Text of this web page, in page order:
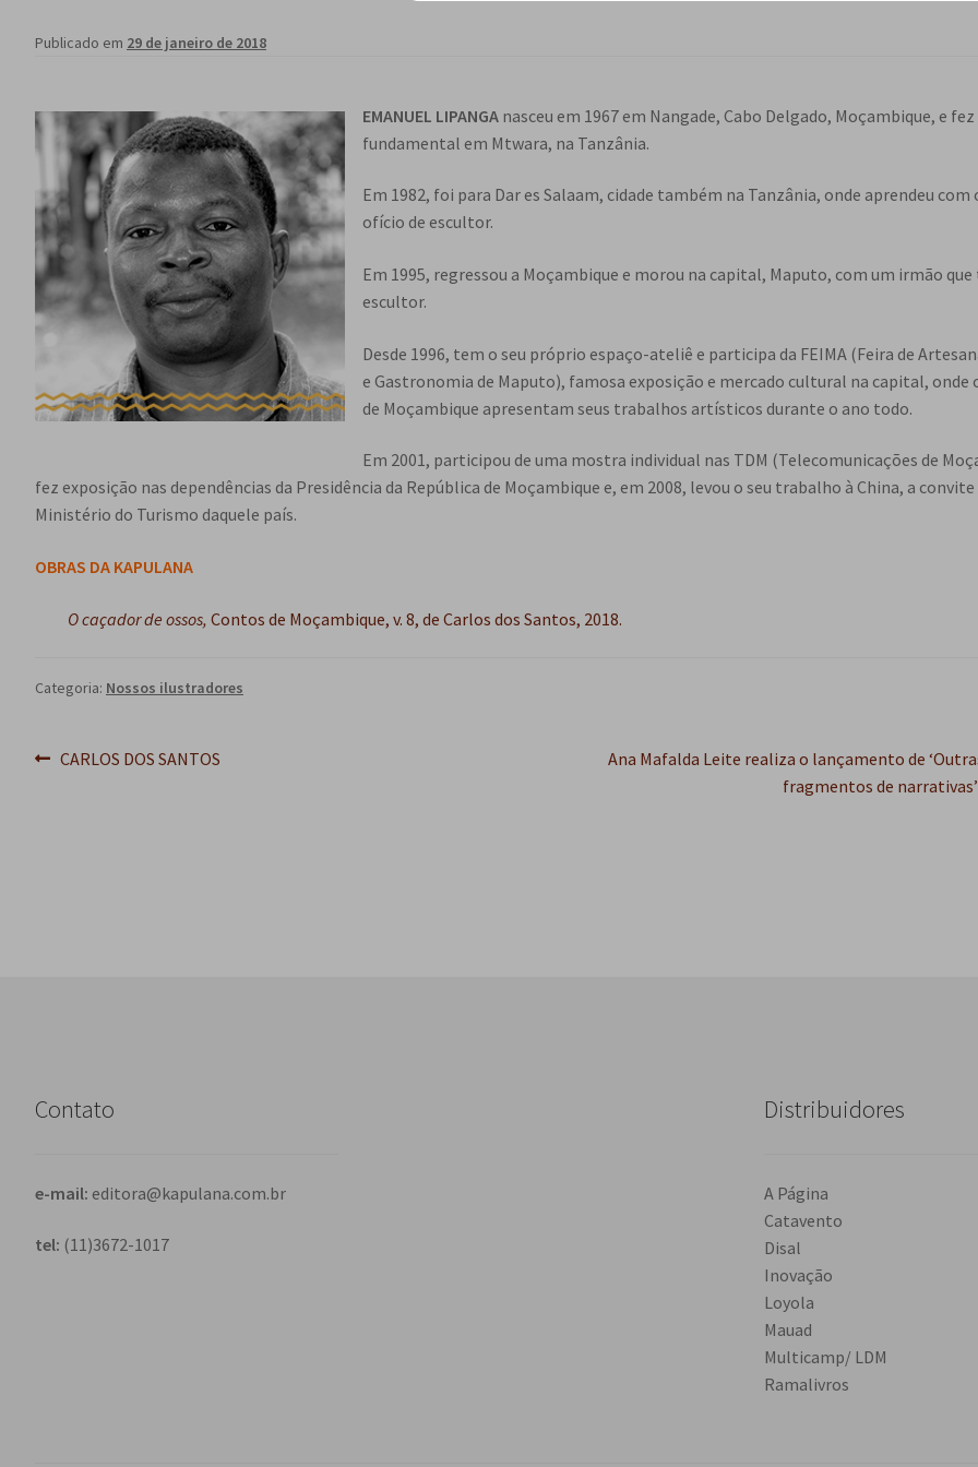
Publicado em 29 de janeiro de 2018
EMANUEL LIPANGA nasceu em 1967 em Nangade, Cabo Delgado, Moçambique, e
fundamental em Mtwara, na Tanzânia.
Em 1982, foi para Dar es Salaam, cidade também na Tanzânia, onde aprendeu com
ofício de escultor.
Em 1995, regressou a Moçambique e morou na capital, Maputo, com um irmão
escultor.
Desde 1996, tem o seu próprio espaço-ateliê e participa da FEIMA (Feira de
e Gastronomia de Maputo), famosa exposição e mercado cultural na capital, onde
de Moçambique apresentam seus trabalhos artísticos durante o ano todo.
Em 2001, participou de uma mostra individual nas TDM (Telecomunicações de
fez exposição nas dependências da Presidência da República de Moçambique e, em 2008, levou o seu trabalho à China, a convite
Ministério do Turismo daquele país.
OBRAS DA KAPULANA
O caçador de ossos, Contos de Moçambique, v. 8, de Carlos dos Santos, 2018.
Categoria: Nossos ilustradores
Navegação
Post
CARLOS DOS SANTOS
Próximo
Ana Mafalda Leite realiza o lançamento de
fragmentos de narrativas’
Contato
e-mail: editora@kapulana.com.br
tel: (11)3672-1017
Distribuidores
A Página
Catavento
Disal
Inovação
Loyola
Mauad
Multicamp/ LDM
Ramalivros